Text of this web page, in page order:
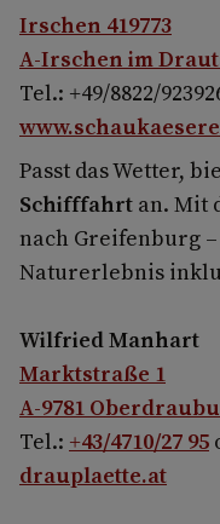
Irschen 419773
A-Irschen im
Tel.: +49/8822/
Passt das Wetter,
Schifffahrt an. Mit
nach Greifenburg
Naturerlebnis
Wilfried Manhart
Marktstraße 1
A-9781
Tel.: +43/4710/27 95
drauplaette.at